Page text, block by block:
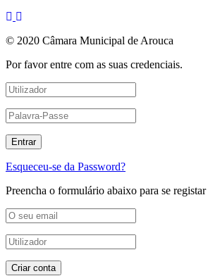
© 2020 Câmara Municipal de Arouca
Por favor entre com as suas credenciais.
Esqueceu-se da Password?
Preencha o formulário abaixo para se registar